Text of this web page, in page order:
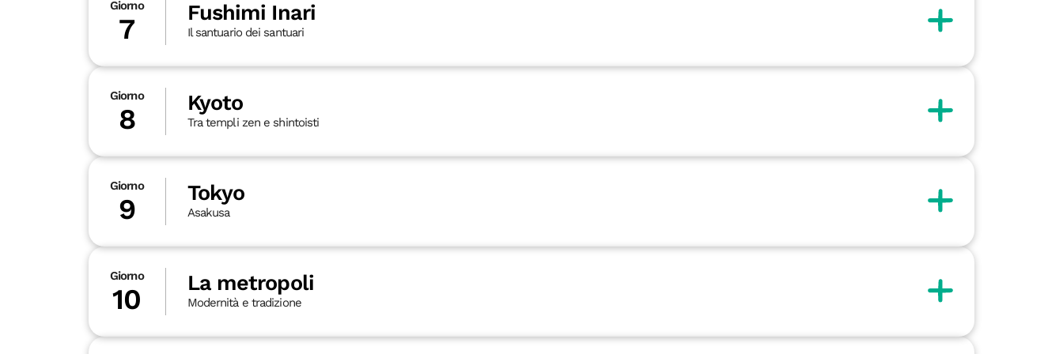
Giorno
7 Fushimi Inari
Il santuario dei santuari
Giorno
8 Kyoto
Tra templi zen e shintoisti
Giorno
9 Tokyo
Asakusa
Giorno
10 La metropoli
Modernità e tradizione